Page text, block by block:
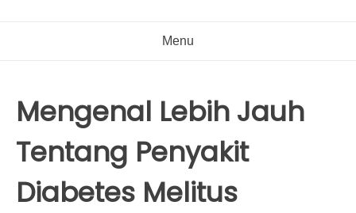
Menu
Mengenal Lebih Jauh
Tentang Penyakit
Diabetes Melitus